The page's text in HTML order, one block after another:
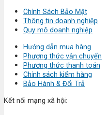
Chính Sách Bảo Mật
Thông tin doanh nghiệp
Quy mô doanh nghiệp
Hướng dẫn mua hàng
Phương thức vận chuyển
Phương thức thanh toán
Chính sách kiểm hàng
Bảo Hành & Đổi Trả
Kết nối mạng xã hội: